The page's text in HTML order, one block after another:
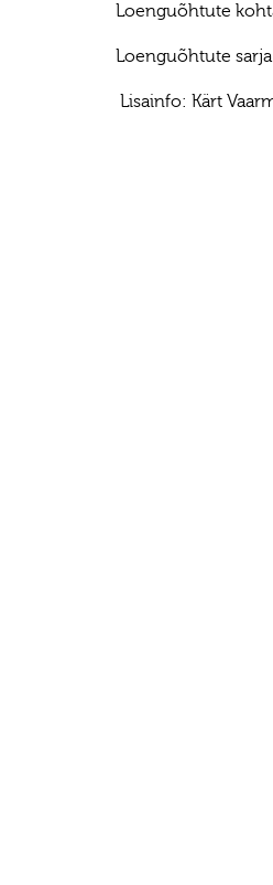
Loenguõhtute
Loenguõhtute
Lisainfo: Kärt